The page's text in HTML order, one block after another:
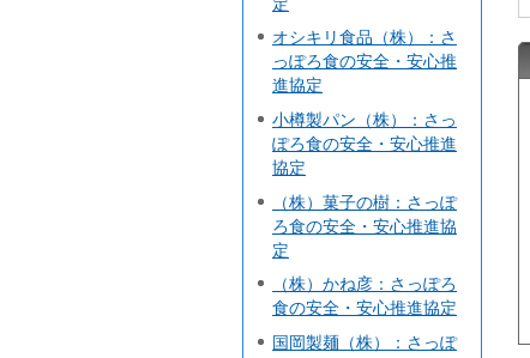
オシキリ食品（株）：さ
っぽろ食の安全・安心推
進協定
小樽製パン（株）：さっ
ぽろ食の安全・安心推進
協定
（株）菓子の樹：さっぽ
ろ食の安全・安心推進協
定
（株）かね彦：さっぽろ
食の安全・安心推進協定
国岡製麺（株）：さっぽ